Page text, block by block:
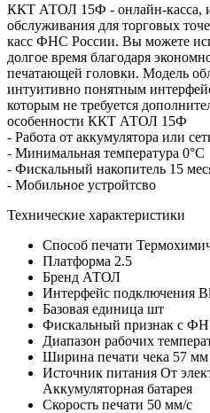
ККТ АТОЛ 15Ф - онлайн-касса,
обслуживания для торговых
касс ФНС России. Вы можете
долгое время благодаря
печатающей головки. Модель
интуитивно понятным
которым не требуется
особенности ККТ АТОЛ 15Ф
- Работа от аккумулятора или
- Минимальная температура 0°C
- Фискальный накопитель 15
- Мобильное устройтсво
Технические характеристики
Способ печати
Платформа 2.5
Бренд АТОЛ
Интерфейс подключения
Базовая единица шт
Фискальный признак с ФН
Диапазон рабочих
Ширина печати чека 57 мм
Источник питания От
Аккумуляторная батарея
Скорость печати 50 мм/с